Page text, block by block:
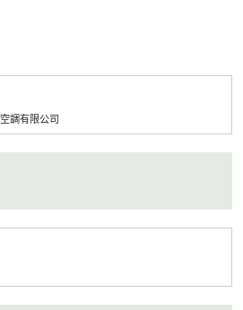
調有限公司